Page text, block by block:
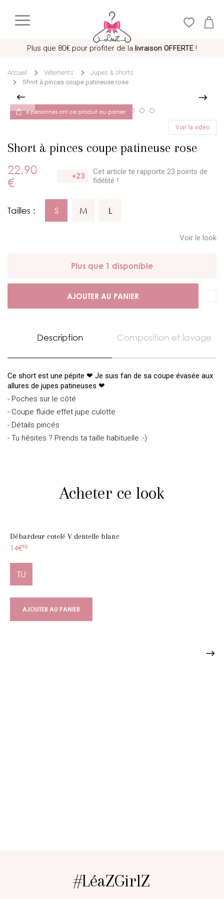
Plus que 80€ pour profiter de la livraison OFFERTE !
Accueil Vêtements
Jupes & shorts
Short à pinces coupe patineuse rose
Voir la vidéo
Short à pinces coupe patineuse rose
22,90
€
+23 Cet article te rapporte 23 points de
fidélité !
6 personnes ont ce produit au panier
Tailles : S M L
Voir le look
Plus que 1 disponible
AJOUTER AU PANIER
Description Composition et lavage
Ce short est une pépite ❤ Je suis fan de sa coupe évasée aux
allures de jupes patineuses ❤
- Poches sur le côté
- Coupe fluide effet jupe culotte
- Détails pincés
- Tu hésites ? Prends ta taille habituelle :-)
Acheter ce look
Débardeur cotelé V dentelle blanc
14€90
TU
AJOUTER AU PANIER
#LéaZGirlZ